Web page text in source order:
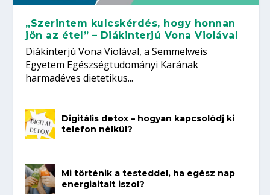
„Szerintem kulcskérdés, hogy honnan
jön az étel” – Diákinterjú Vona Violával
Diákinterjú Vona Violával, a Semmelweis
Egyetem Egészségtudományi Karának
harmadéves dietetikus...
Digitális detox – hogyan kapcsolódj ki
telefon nélkül?
Mi történik a testeddel, ha egész nap
energiaitalt iszol?